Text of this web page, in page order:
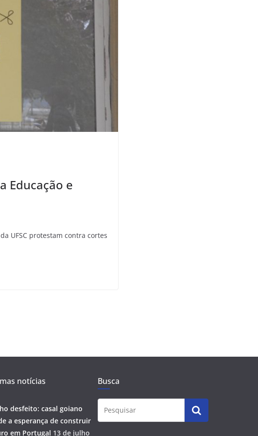
Educação e
UFSC protestam contra cortes
notícias
desfeito: casal goiano
a esperança de construir
em Portugal 13 de julho
Busca